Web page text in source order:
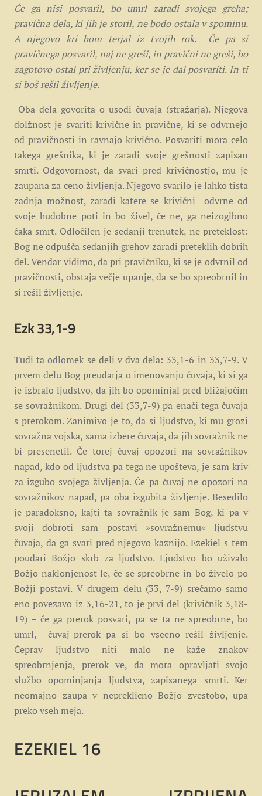
Če ga nisi posvaril, bo umrl zaradi svojega greha;
pravična dela, ki jih je storil, ne bodo ostala v spominu.
A njegovo kri bom terjal iz tvojih rok. Če pa si
pravičnega posvaril, naj ne greši, in pravični ne greši, bo
zagotovo ostal pri življenju, ker se je dal posvariti. In ti
si boš rešil življenje.
Oba dela govorita o usodi čuvaja (stražarja). Njegova
dolžnost je svariti krivične in pravične, ki se odvrnejo
od pravičnosti in ravnajo krivično. Posvariti mora celo
takega grešnika, ki je zaradi svoje grešnosti zapisan
smrti. Odgovornost, da svari pred krivičnostjo, mu je
zaupana za ceno življenja. Njegovo svarilo je lahko tista
zadnja možnost, zaradi katere se krivični odvrne od
svoje hudobne poti in bo živel, če ne, ga neizogibno
čaka smrt. Odločilen je sedanji trenutek, ne preteklost:
Bog ne odpušča sedanjih grehov zaradi preteklih dobrih
del. Vendar vidimo, da pri pravičniku, ki se je odvrnil od
pravičnosti, obstaja večje upanje, da se bo spreobrnil in
si rešil življenje.
Ezk 33,1-9
Tudi ta odlomek se deli v dva dela: 33,1-6 in 33,7-9. V
prvem delu Bog preudarja o imenovanju čuvaja, ki si ga
je izbralo ljudstvo, da jih bo opominjal pred bližajočim
se sovražnikom. Drugi del (33,7-9) pa enači tega čuvaja
s prerokom. Zanimivo je to, da si ljudstvo, ki mu grozi
sovražna vojska, sama izbere čuvaja, da jih sovražnik ne
bi presenetil. Če torej čuvaj opozori na sovražnikov
napad, kdo od ljudstva pa tega ne upošteva, je sam kriv
za izgubo svojega življenja. Če pa čuvaj ne opozori na
sovražnikov napad, pa oba izgubita življenje. Besedilo
je paradoksno, kajti ta sovražnik je sam Bog, ki pa v
svoji dobroti sam postavi »sovražnemu« ljudstvu
čuvaja, da ga svari pred njegovo kaznijo. Ezekiel s tem
poudari Božjo skrb za ljudstvo. Ljudstvo bo uživalo
Božjo naklonjenost le, če se spreobrne in bo živelo po
Božji postavi. V drugem delu (33, 7-9) srečamo samo
eno povezavo iz 3,16-21, to je prvi del (krivičnik 3,18-
19) – če ga prerok posvari, pa se ta ne spreobrne, bo
umrl, čuvaj-prerok pa si bo vseeno rešil življenje.
Čeprav ljudstvo niti malo ne kaže znakov
spreobrnjenja, prerok ve, da mora opravljati svojo
službo opominjanja ljudstva, zapisanega smrti. Ker
neomajno zaupa v nepreklicno Božjo zvestobo, upa
preko vseh meja.
EZEKIEL 16